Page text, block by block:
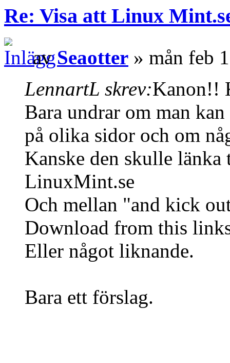
Re: Visa att Linux
avSeaotter » mån feb
LennartL skrev:Kanon!!
Bara undrar om man
på olika sidor och om
Kanske den skulle
LinuxMint.se
Och mellan "and kick
Download from this
Eller något liknande.
Bara ett förslag.